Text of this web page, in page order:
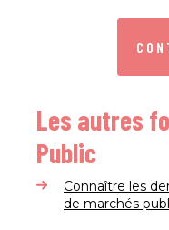
Les autres
Public
Connaître les
de marchés